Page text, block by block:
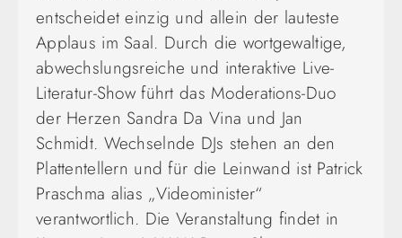
entscheidet einzig und allein der lauteste
Applaus im Saal. Durch die wortgewaltige,
abwechslungsreiche und interaktive Live-
Literatur-Show führt das Moderations-Duo
der Herzen Sandra Da Vina und Jan
Schmidt. Wechselnde DJs stehen an den
Plattentellern und für die Leinwand ist Patrick
Praschma alias „Videominister“
verantwortlich. Die Veranstaltung findet in